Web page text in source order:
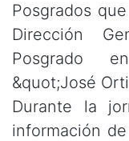
Posgrados
Dirección
Posgrado
&quot;José
Durante la
información